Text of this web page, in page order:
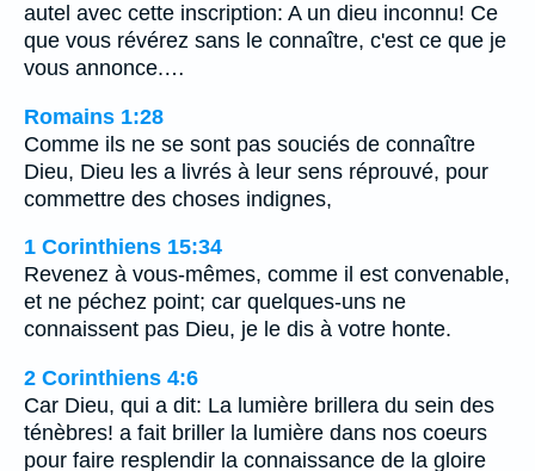
autel avec cette inscription: A un dieu inconnu! Ce
que vous révérez sans le connaître, c'est ce que je
vous annonce.…
Romains 1:28
Comme ils ne se sont pas souciés de connaître
Dieu, Dieu les a livrés à leur sens réprouvé, pour
commettre des choses indignes,
1 Corinthiens 15:34
Revenez à vous-mêmes, comme il est convenable,
et ne péchez point; car quelques-uns ne
connaissent pas Dieu, je le dis à votre honte.
2 Corinthiens 4:6
Car Dieu, qui a dit: La lumière brillera du sein des
ténèbres! a fait briller la lumière dans nos coeurs
pour faire resplendir la connaissance de la gloire